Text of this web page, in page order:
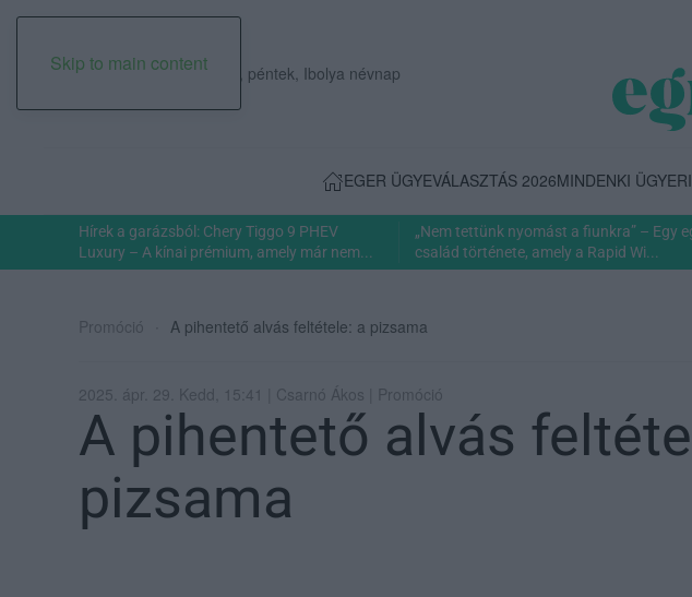
Skip to main content
2026. augusztus 07., péntek, Ibolya névnap
EGER ÜGYEVÁLASZTÁS 2026MINDENKI ÜGYE
Hírek a garázsból: Chery Tiggo 9 PHEV
Luxury – A kínai prémium, amely már nem...
„Nem tettünk nyomást a fiunkra” – Egy
család története, amely a Rapid Wi...
Promóció A pihentető alvás feltétele: a pizsama
2025. ápr. 29. Kedd, 15:41 | Csarnó Ákos | Promóció
A pihentető alvás
pizsama